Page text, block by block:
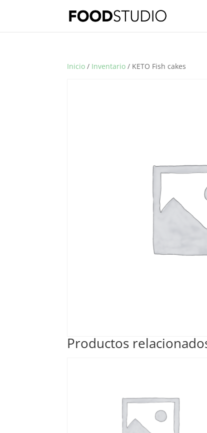
Inicio / Inventario / KETO Fish cakes
Productos